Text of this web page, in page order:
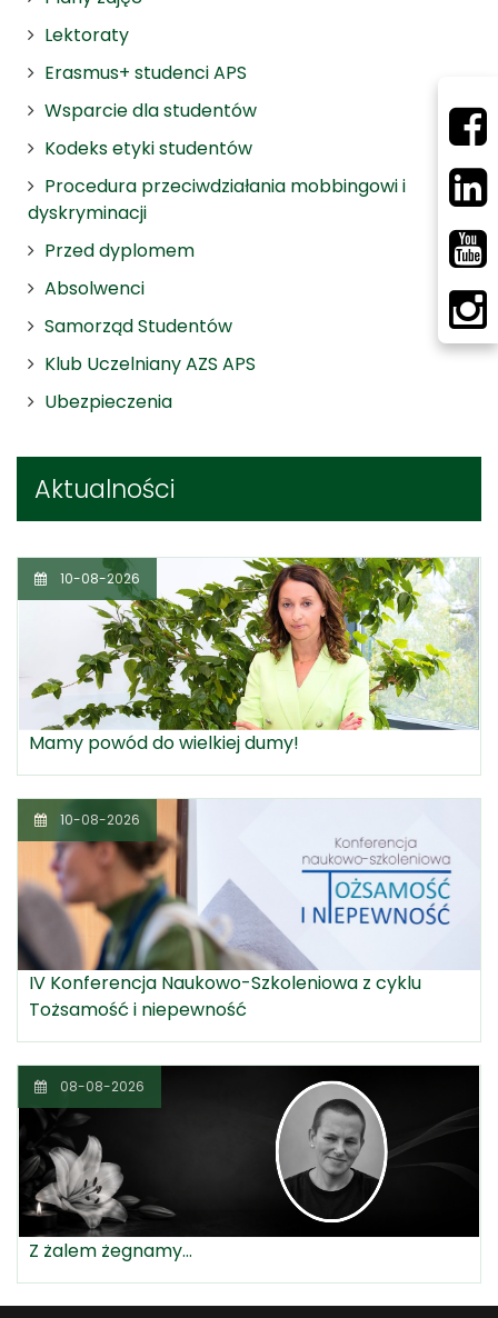
Lektoraty
Erasmus+ studenci APS
Wsparcie dla studentów
Kodeks etyki studentów
Procedura przeciwdziałania mobbingowi i
dyskryminacji
Przed dyplomem
Absolwenci
Samorząd Studentów
Klub Uczelniany AZS APS
Ubezpieczenia
Aktualności
10-08-2026
Mamy powód do wielkiej dumy!
10-08-2026
IV Konferencja Naukowo-Szkoleniowa z cyklu
Tożsamość i niepewność
08-08-2026
Z żalem żegnamy...